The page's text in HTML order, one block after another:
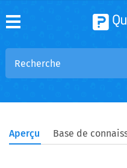
Aperçu